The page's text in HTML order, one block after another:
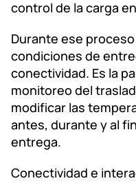
control de la carga
Durante ese
condiciones de
conectividad. Es la
monitoreo del
modificar las
antes, durante y al
entrega.
Conectividad e